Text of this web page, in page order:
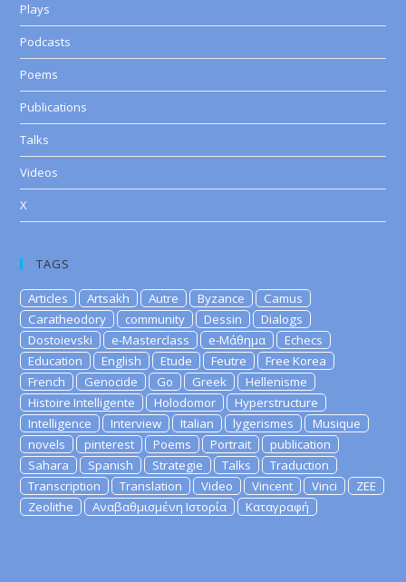
Plays
Podcasts
Poems
Publications
Talks
Videos
X
TAGS
Articles Artsakh Autre Byzance
Camus
Caratheodory
community Dessin
Dialogs
Dostoievski
e-Masterclass e-Μάθημα
Echecs
Education
English Etude Feutre
Free Korea
French
Genocide Go Greek
Hellenisme
Histoire Intelligente
Holodomor
Hyperstructure
Intelligence
Interview Italian lygerismes
Musique
novels
pinterest Poems Portrait
publication
Sahara
Spanish Strategie Talks
Traduction
Transcription
Translation Video Vincent Vinci
ZEE
Zeolithe
Αναβαθμισμένη Ιστορία Καταγραφή